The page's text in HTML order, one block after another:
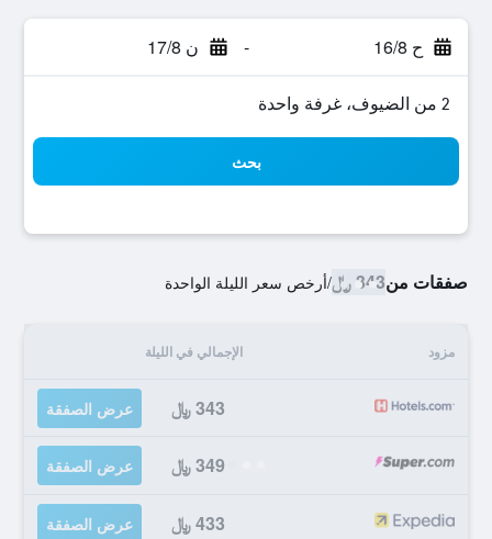
ح 16/8 - ن 17/8
2 من الضيوف، غرفة واحدة
بحث
صفقات من343 ﷼ /أرخص سعر الليلة الواحدة
مزود الإجمالي في الليلة
343 ﷼ عرض الصفقة
349 ﷼ عرض الصفقة
433 ﷼ عرض الصفقة